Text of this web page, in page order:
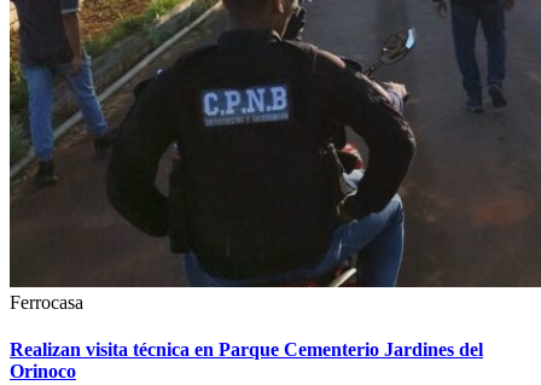
Ferrocasa
Realizan visita técnica en Parque Cementerio Jardines del
Orinoco